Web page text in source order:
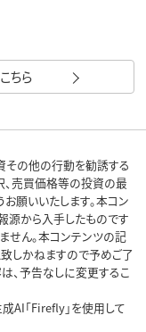
ちら
その他の行動を勧誘する
、売買価格等の投資の最
願いいたします。本コン
源から入手したものです
せん。本コンテンツの記
しかねますので予めご了
、予告なしに変更するこ
AI「Firefly」を使用して